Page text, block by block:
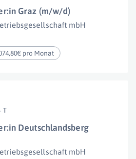
Graz (m/w/d)
mbH
pro Monat
T
Deutschlandsberg
mbH